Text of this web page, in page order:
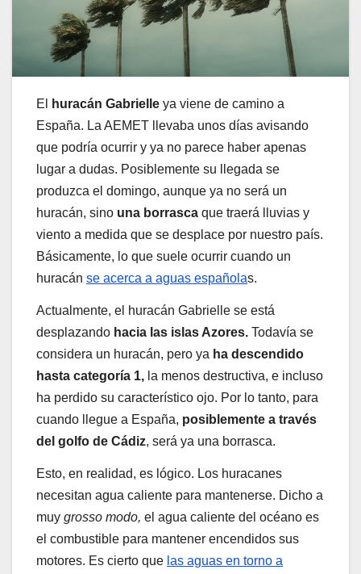
El huracán Gabrielle ya viene de camino a
España. La AEMET llevaba unos días avisando
que podría ocurrir y ya no parece haber apenas
lugar a dudas. Posiblemente su llegada se
produzca el domingo, aunque ya no será un
huracán, sino una borrasca que traerá lluvias y
viento a medida que se desplace por nuestro país.
Básicamente, lo que suele ocurrir cuando un
huracán se acerca a aguas españolas.
Actualmente, el huracán Gabrielle se está
desplazando hacia las islas Azores. Todavía se
considera un huracán, pero ya ha descendido
hasta categoría 1, la menos destructiva, e incluso
ha perdido su característico ojo. Por lo tanto, para
cuando llegue a España, posiblemente a través
del golfo de Cádiz, será ya una borrasca.
Esto, en realidad, es lógico. Los huracanes
necesitan agua caliente para mantenerse. Dicho a
muy grosso modo, el agua caliente del océano es
el combustible para mantener encendidos sus
motores. Es cierto que las aguas en torno a